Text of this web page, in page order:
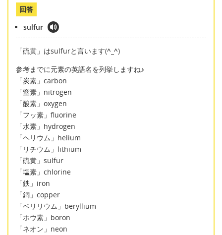
回答
sulfur
「硫黄」はsulfurと言います(^_^)
参考までに元素の英語名を列挙しますね♪
「炭素」carbon
「窒素」nitrogen
「酸素」oxygen
「フッ素」fluorine
「水素」hydrogen
「ヘリウム」helium
「リチウム」lithium
「硫黄」sulfur
「塩素」chlorine
「鉄」iron
「銅」copper
「ベリリウム」beryllium
「ホウ素」boron
「ネオン」neon